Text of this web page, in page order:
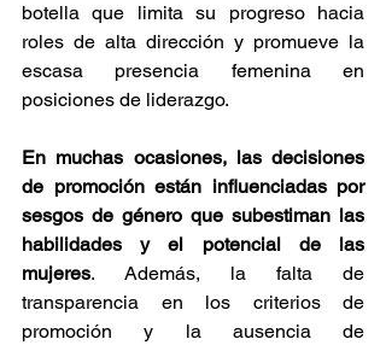
botella que limita su progreso hacia
roles de alta dirección y promueve la
escasa presencia femenina en
posiciones de liderazgo.
En muchas ocasiones, las decisiones
de promoción están influenciadas por
sesgos de género que subestiman las
habilidades y el potencial de las
mujeres. Además, la falta de
transparencia en los criterios de
promoción y la ausencia de